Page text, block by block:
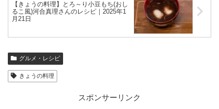
【きょうの料理】とろ～り小豆もち(おし
るこ風)河合真理さんのレシピ｜2025年1
月21日
グルメ・レシピ
きょうの料理
スポンサーリンク